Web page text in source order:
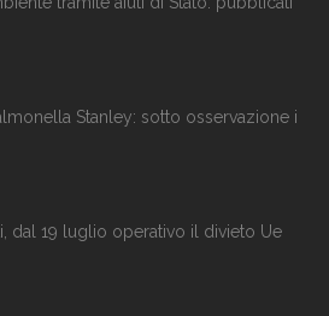
Stanley: sotto osservazione i
dal 19 luglio operativo il divieto Ue